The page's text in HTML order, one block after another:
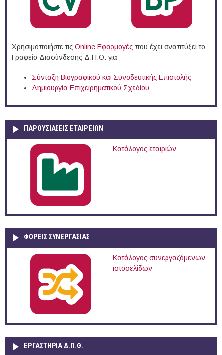
Χρησιμοποιήστε τις Online Eφαρμογές που έχει αναπτύξει το
Γραφείο Διασύνδεσης Δ.Π.Θ. για
Σύνταξη Βιογραφικού και Συνοδευτικής Επιστολής
Δημιουργία Επιχειρηματικού Σχεδίου
ΠΑΡΟΥΣΙΆΣΕΙΣ ΕΤΑΙΡΕΙΏΝ
Κατάλογος εταιριών
ΦΟΡΕΙΣ ΣΥΝΕΡΓΑΣΙΑΣ
Κατάλογος συνεργαζόμενων
ιστοσελίδων
ΕΡΓΑΣΤΗΡΙΑ Δ.Π.Θ.